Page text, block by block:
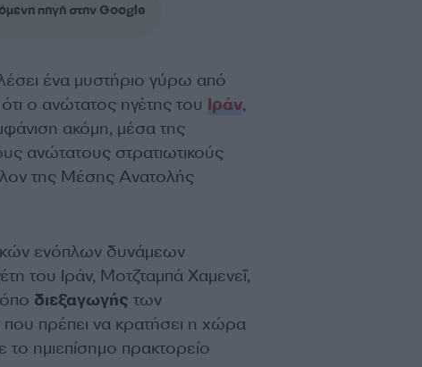
πηγή στην Google
ένα μυστήριο γύρω από
ο ανώτατος ηγέτης του Ιράν,
ακόμη, μέσα της
ανώτατους στρατιωτικούς
της Μέσης Ανατολής
ενόπλων δυνάμεων
του Ιράν, Μοτζταμπά Χαμενεΐ,
διεξαγωγής των
που πρέπει να κρατήσει η χώρα
ημιεπίσημο πρακτορείο